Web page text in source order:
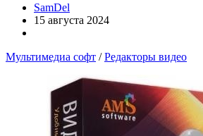
SamDel
15 августа 2024
Мультимедиа софт /Редакторы видео